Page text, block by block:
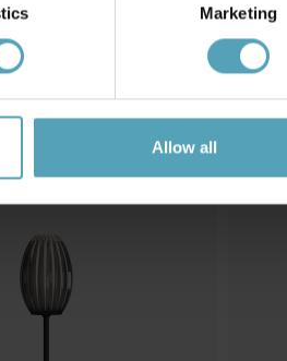
Marketing
Allow all
TILBUD